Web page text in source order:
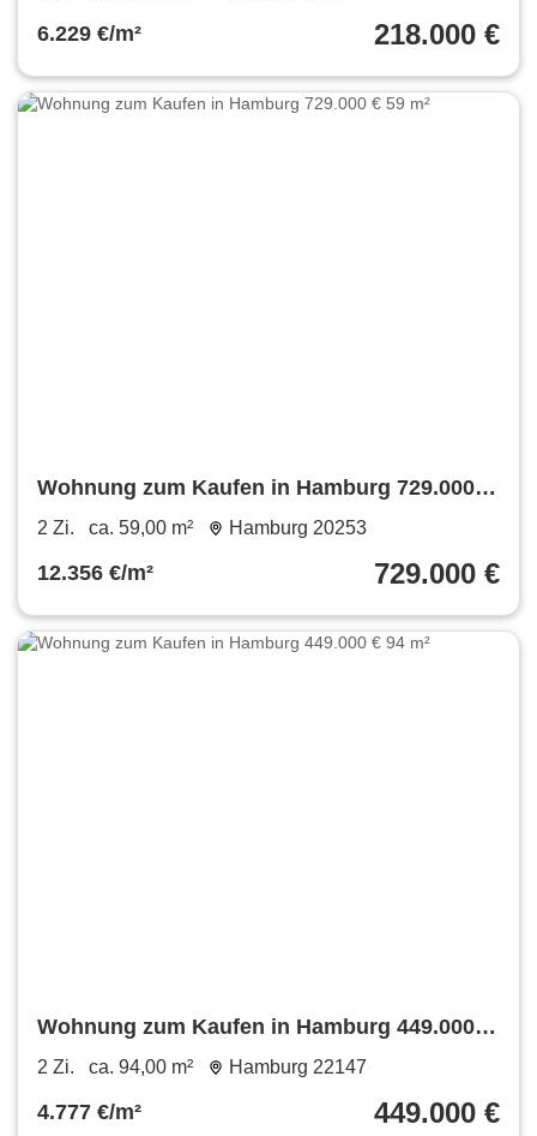
6.229 €/m² 218.000 €
Wohnung zum Kaufen in Hamburg 729.000 €
59 m²
2 Zi. ca. 59,00 m² Hamburg 20253
12.356 €/m² 729.000 €
Wohnung zum Kaufen in Hamburg 449.000 €
94 m²
2 Zi. ca. 94,00 m² Hamburg 22147
4.777 €/m² 449.000 €